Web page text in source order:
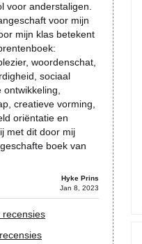
voor anderstaligen.
voor mijn
mijn klas betekent
woordenschat,
sociaal
creatieve vorming,
oriëntatie en
met dit door mij
boek van
Hyke Prins
Jan 8, 2023
recensies